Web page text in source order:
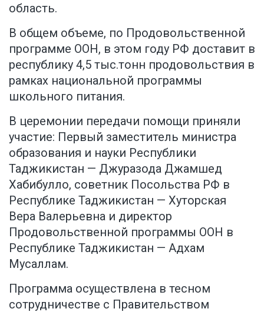
область.
В общем объеме, по Продовольственной
программе ООН, в этом году РФ доставит в
республику 4,5 тыс.тонн продовольствия в
рамках национальной программы
школьного питания.
В церемонии передачи помощи приняли
участие: Первый заместитель министра
образования и науки Республики
Таджикистан — Джуразода Джамшед
Хабибулло, советник Посольства РФ в
Республике Таджикистан — Хуторская
Вера Валерьевна и директор
Продовольственной программы ООН в
Республике Таджикистан — Адхам
Мусаллам.
Программа осуществлена в тесном
сотрудничестве с Правительством